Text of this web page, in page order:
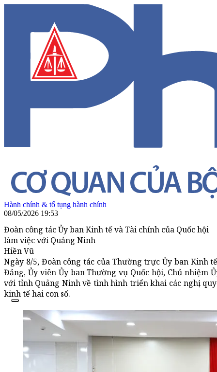
Hành chính & tố tụng hành chính
08/05/2026 19:53
Đoàn công tác Ủy ban Kinh tế và Tài chính của Quốc hội
làm việc với Quảng Ninh
Hiền Vũ
Ngày 8/5, Đoàn công tác của Thường trực Ủy ban Kinh
Đảng, Ủy viên Ủy ban Thường vụ Quốc hội, Chủ nhiệm
với tỉnh Quảng Ninh về tình hình triển khai các nghị
kinh tế hai con số.